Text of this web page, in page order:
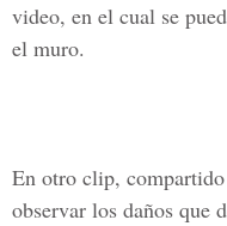
video, en el cual se
el muro.
En otro clip, compartido
observar los daños que